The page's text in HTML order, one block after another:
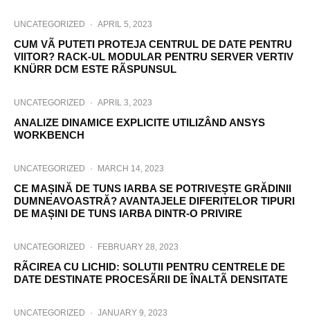
UNCATEGORIZED · APRIL 5, 2023
CUM VÃ PUTETI PROTEJA CENTRUL DE DATE PENTRU
VIITOR? RACK-UL MODULAR PENTRU SERVER VERTIV
KNÜRR DCM ESTE RÃSPUNSUL
UNCATEGORIZED · APRIL 3, 2023
ANALIZE DINAMICE EXPLICITE UTILIZÂND ANSYS
WORKBENCH
UNCATEGORIZED · MARCH 14, 2023
CE MAȘINĂ DE TUNS IARBA SE POTRIVEȘTE GRĂDINII
DUMNEAVOASTRĂ? AVANTAJELE DIFERITELOR TIPURI
DE MAȘINI DE TUNS IARBA DINTR-O PRIVIRE
UNCATEGORIZED · FEBRUARY 28, 2023
RÃCIREA CU LICHID: SOLUTII PENTRU CENTRELE DE
DATE DESTINATE PROCESÃRII DE ÎNALTÃ DENSITATE
UNCATEGORIZED · JANUARY 9, 2023